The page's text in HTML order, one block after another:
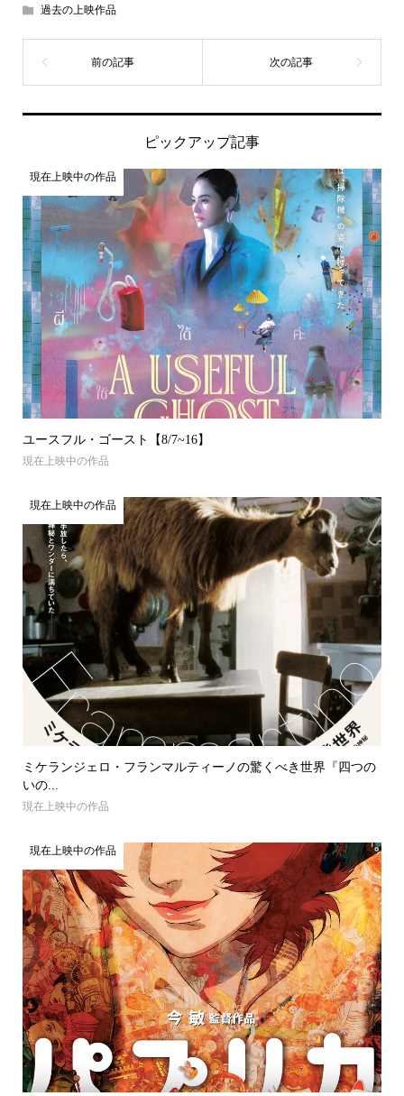
過去の上映作品
ピックアップ記事
現在上映中の作品
ユースフル・ゴースト【8/7~16】
現在上映中の作品
現在上映中の作品
ミケランジェロ・フランマルティーノの驚くべき世界『四つの
いの...
現在上映中の作品
現在上映中の作品